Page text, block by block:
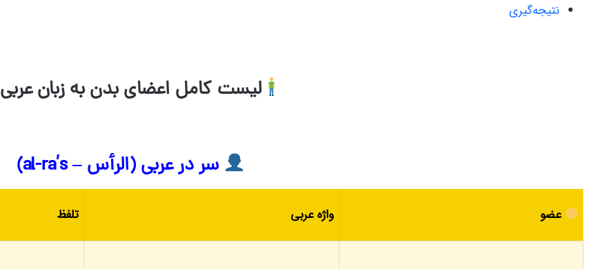
نتیجه‌گیری
لیست کامل اعضای بدن به زبان عربی
سر در عربی (الرأس – al-ra’s)
عضو واژه عربی تلفظ